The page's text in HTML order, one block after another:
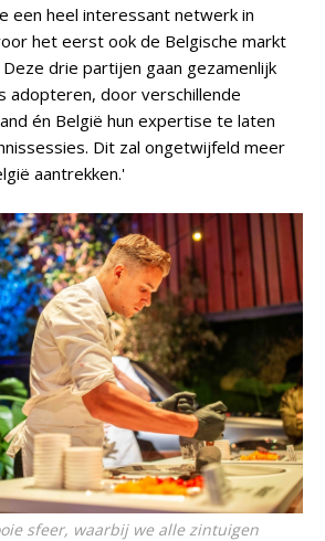
een heel interessant netwerk in
het eerst ook de Belgische markt
drie partijen gaan gezamenlijk
adopteren, door verschillende
én België hun expertise te laten
Dit zal ongetwijfeld meer
aantrekken.'
sfeer, waarbij we alle zintuigen